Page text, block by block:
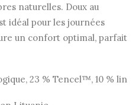
naturelles. Doux au
idéal pour les journées
un confort optimal, parfait
23 % Tencel™, 10 % lin